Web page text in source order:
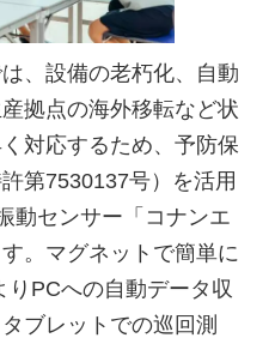
、設備の老朽化、自動
拠点の海外移転など状
対応するため、予防保
第7530137号）を活用
動センサー「コナンエ
。マグネットで簡単に
PCへの自動データ収
ブレットでの巡回測